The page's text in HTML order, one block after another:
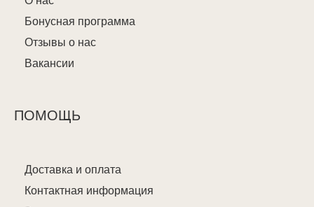
Бонусная программа
Отзывы о нас
Вакансии
ПОМОЩЬ
Доставка и оплата
Контактная информация